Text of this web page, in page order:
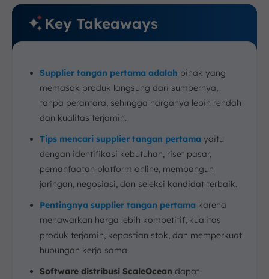
Key Takeaways
Supplier tangan pertama adalah pihak yang
memasok produk langsung dari sumbernya,
tanpa perantara, sehingga harganya lebih rendah
dan kualitas terjamin.
Tips mencari supplier tangan pertama yaitu
dengan identifikasi kebutuhan, riset pasar,
pemanfaatan platform online, membangun
jaringan, negosiasi, dan seleksi kandidat terbaik.
Pentingnya supplier tangan pertama karena
menawarkan harga lebih kompetitif, kualitas
produk terjamin, kepastian stok, dan memperkuat
hubungan kerja sama.
Software distribusi ScaleOcean dapat